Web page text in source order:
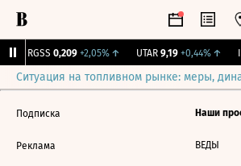
RGSS 0,209 +2,05%↑ UTAR 9,19 +0,44%↑
Ситуация на топливном рынке: меры,
Подписка
Реклама
Наши
ВЕДЫ